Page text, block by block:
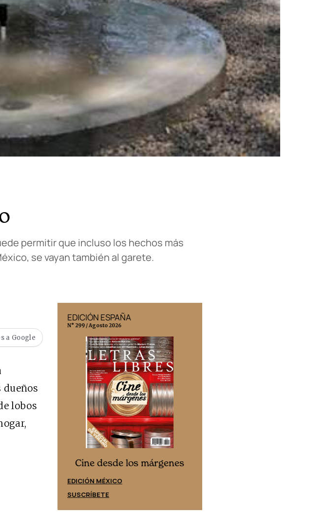
permitir que incluso los hechos más
se vayan también al garete.
a Google
dueños
lobos
EDICIÓN ESPAÑA
N° 299 / Agosto 2026
Cine desde los márgenes
EDICIÓN MÉXICO
SUSCRÍBETE